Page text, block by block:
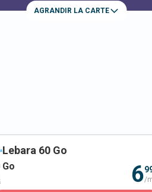
AGRANDIR LA CARTE
Lebara 60 Go
Go
6/